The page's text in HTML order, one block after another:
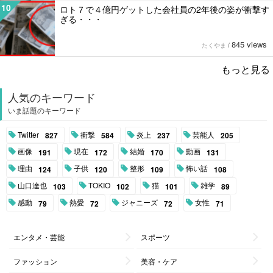
10
ロト７で４億円ゲットした会社員の2年後の姿が衝撃す
ぎる・・・
たくやま / 845 views
もっと見る
人気のキーワード
いま話題のキーワード
Twitter 827 衝撃 584 炎上 237 芸能人 205
画像 191 現在 172 結婚 170 動画 131
理由 124 子供 120 整形 109 怖い話 108
山口達也 103 TOKIO 102 猫 101 雑学 89
感動 79 熱愛 72 ジャニーズ 72 女性 71
エンタメ・芸能 スポーツ
ファッション 美容・ケア